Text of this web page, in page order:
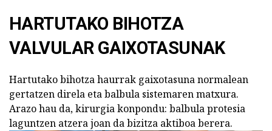
HARTUTAKO BIHOTZA
VALVULAR GAIXOTASUNAK
Hartutako bihotza haurrak gaixotasuna normalean
gertatzen direla eta balbula sistemaren matxura.
Arazo hau da, kirurgia konpondu: balbula protesia
laguntzen atzera joan da bizitza aktiboa berera.